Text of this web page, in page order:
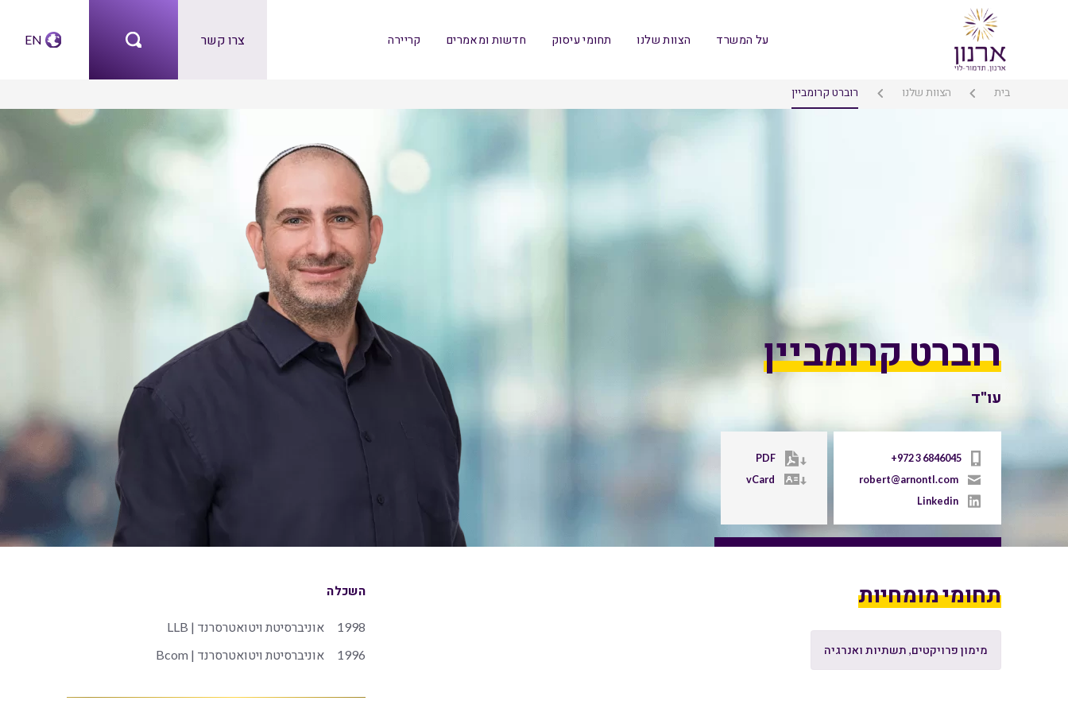
על המשרד הצוות שלנו תחומי עיסוק חדשות ומאמרים קריירה צרו קשר EN
בית הצוות שלנו רוברט קרומביין
רוברט קרומביין
עו"ד
+972 3 6846045
robert@arnontl.com
Linkedin
PDF
vCard
תחומי מומחיות
מימון פרויקטים, תשתיות ואנרגיה
השכלה
1998
אוניברסיטת ויטואטרסרנד | LLB
1996
אוניברסיטת ויטואטרסרנד | Bcom